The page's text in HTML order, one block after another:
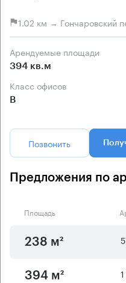
1.02 км → Гончаровский
Арендуемые площади
394 кв.м
Класс офисов
B
Позвонить
Предложения по
Площадь
238 м²
394 м²